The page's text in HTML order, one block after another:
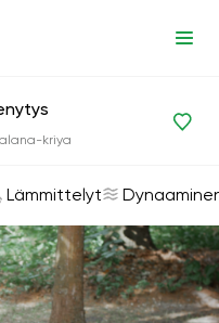
kriya
Lämmittelyt